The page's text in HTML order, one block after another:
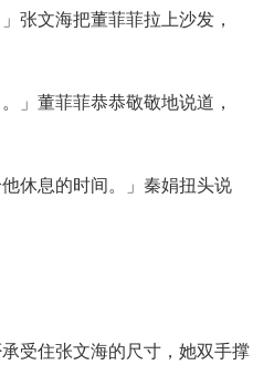
文海把董菲菲拉上沙发，
董菲菲恭恭敬敬地说道，
息的时间。」秦娟扭头说
住张文海的尺寸，她双手撑